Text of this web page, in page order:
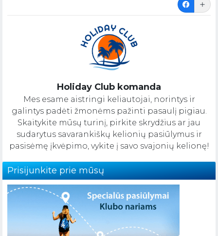
Holiday Club komanda
Mes esame aistringi keliautojai, norintys ir
galintys padėti žmonėms pažinti pasaulį pigiau.
Skaitykite mūsų turinį, pirkite skrydžius ar jau
sudarytus savarankiškų kelionių pasiūlymus ir
pasisėmę įkvėpimo, vykite į savo svajonių kelionę!
Prisijunkite prie mūsų